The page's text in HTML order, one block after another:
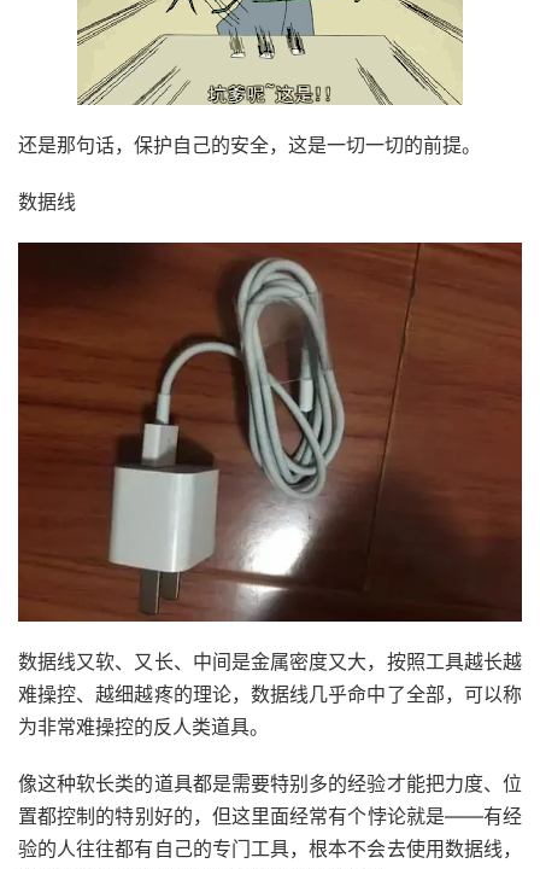
还是那句话，保护自己的安全，这是一切一切的前提。
数据线
数据线又软、又长、中间是金属密度又大，按照工具越长越
难操控、越细越疼的理论，数据线几乎命中了全部，可以称
为非常难操控的反人类道具。
像这种软长类的道具都是需要特别多的经验才能把力度、位
置都控制的特别好的，但这里面经常有个悖论就是——有经
验的人往往都有自己的专门工具，根本不会去使用数据线，